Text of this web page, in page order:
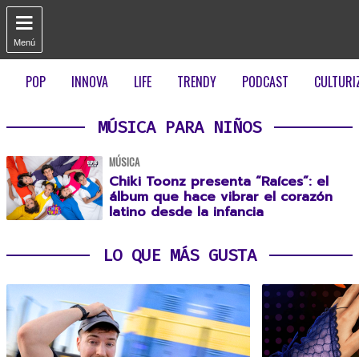

Menú
POP INNOVA LIFE TRENDY PODCAST
MÚSICA PARA NIÑOS
MÚSICA
Chiki Toonz presenta “Raíces”: el
álbum que hace vibrar el corazón
latino desde la infancia
LO QUE MÁS GUSTA